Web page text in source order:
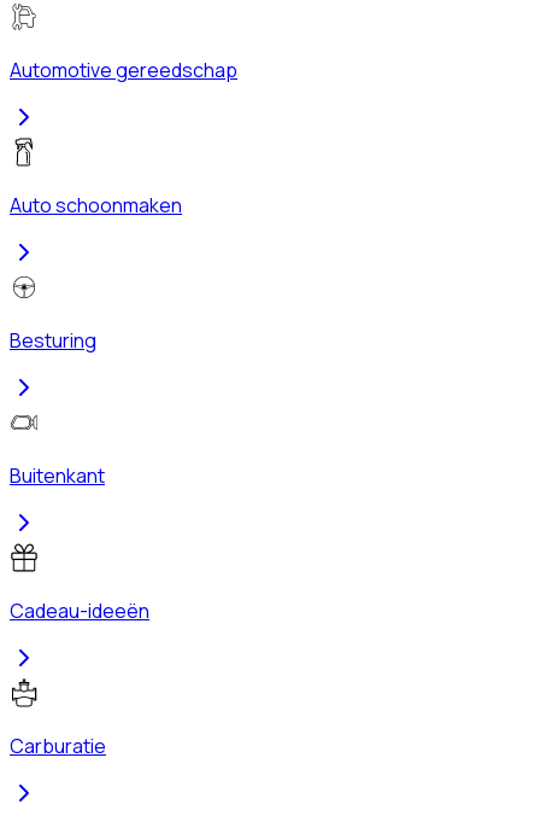
Automotive gereedschap
Auto schoonmaken
Besturing
Buitenkant
Cadeau-ideeën
Carburatie